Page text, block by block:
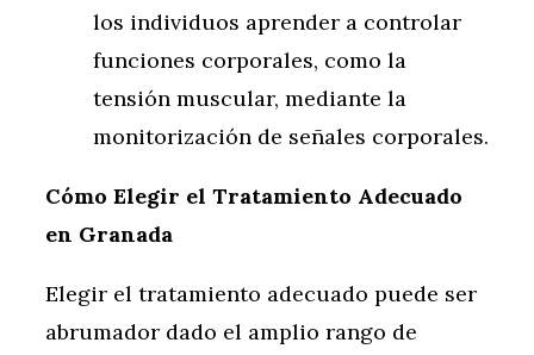
los individuos aprender a controlar
funciones corporales, como la
tensión muscular, mediante la
monitorización de señales corporales.
Cómo Elegir el Tratamiento Adecuado
en Granada
Elegir el tratamiento adecuado puede ser
abrumador dado el amplio rango de